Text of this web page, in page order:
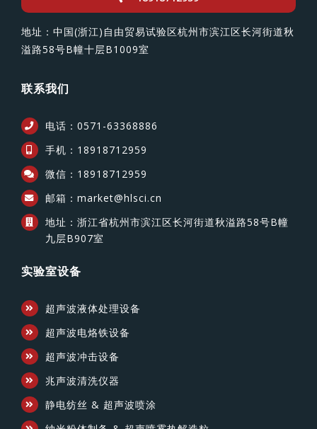
地址：中国(浙江)自由贸易试验区杭州市滨江区长河街道秋
溢路58号B幢十层B1009室
联系我们
电话：0571-63368886
手机：18918712959
微信：18918712959
邮箱：market@hlsci.cn
地址：浙江省杭州市滨江区长河街道秋溢路58号B幢
九层B907室
实验室设备
超声波液体处理设备
超声波电烙铁设备
超声波冲击设备
兆声波清洗仪器
静电纺丝 & 超声波喷涂